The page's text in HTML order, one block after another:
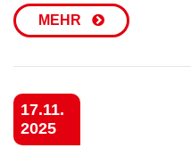
MEHR
17.11.
2025